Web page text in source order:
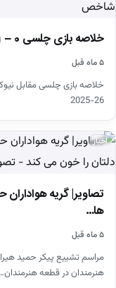
خلاصه بازی چلسی 0 – 1 نیوکسل (لیگ برتر انگلیس)
۵ ماه قبل
خلاصه بازی چلسی مقابل
26-2025
اخبار
تصاویر| گریه
ها…
۵ ماه قبل
مراسم تشییع پیکر حمید
هنرمندان در قطعه